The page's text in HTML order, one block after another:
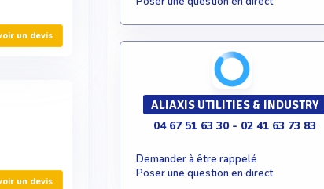
un devis
un devis
ALIAXIS UTILITIES & INDUSTRY
04 67 51 63 30 - 02 41 63 73 83
Demander à être rappelé
Poser une question en direct